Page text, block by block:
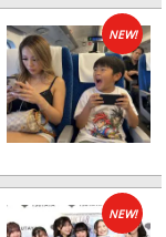
NEW!
NEW!